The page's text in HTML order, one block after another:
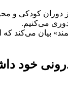
دوران کودکی و
دوری می‌کنیم.
بیان می‌کند که
خود